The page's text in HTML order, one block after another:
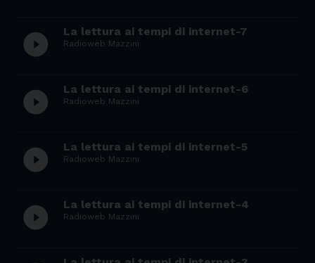
play_circle_filled La lettura ai tempi di internet-7
Radioweb Mazzini
play_circle_filled La lettura ai tempi di internet-6
Radioweb Mazzini
play_circle_filled La lettura ai tempi di internet-5
Radioweb Mazzini
play_circle_filled La lettura ai tempi di internet-4
Radioweb Mazzini